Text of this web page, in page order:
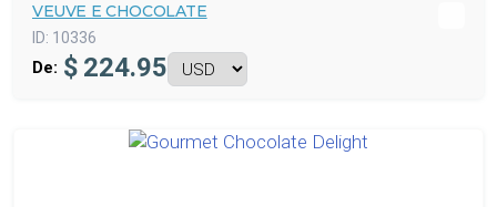
VEUVE E CHOCOLATE
ID: 10336
De: $ 224.95